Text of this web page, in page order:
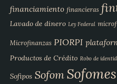
financiamiento financieras
Lavado de dinero Ley Federal
Microfinanzas PIORPI
Productos de Crédito Robo de
Sofipos Sofom Sofomes